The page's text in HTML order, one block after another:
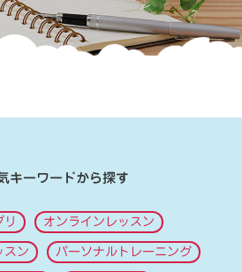
キーワードから探す
リ オンラインレッスン
スン パーソナルトレーニング